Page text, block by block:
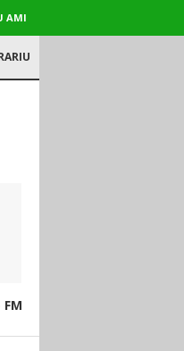
AMI